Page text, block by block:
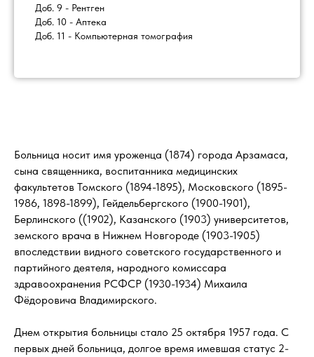
Доб. 9 - Рентген
Доб. 10 - Аптека
Доб. 11 - Компьютерная томография
Больница носит имя уроженца (1874) города Арзамаса,
сына священника, воспитанника медицинских
факультетов Томского (1894-1895), Московского (1895-
1986, 1898-1899), Гейдельбергского (1900-1901),
Берлинского ((1902), Казанского (1903) университетов,
земского врача в Нижнем Новгороде (1903-1905)
впоследствии видного советского государственного и
партийного деятеля, народного комиссара
здравоохранения РСФСР (1930-1934) Михаила
Фёдоровича Владимирского.
Днем открытия больницы стало 25 октября 1957 года. С
первых дней больница, долгое время имевшая статус 2-